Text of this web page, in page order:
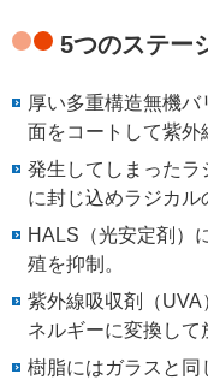
5つのステー
厚い多重構造無機
面をコートして紫外
発生してしまったラ
に封じ込めラジカル
HALS（光安定剤）
殖を抑制。
紫外線吸収剤（
ネルギーに変換して
樹脂にはガラスと同